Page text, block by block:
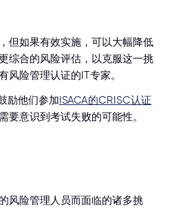
但如果有效实施，可以大幅降低
综合的风险评估，以克服这一挑
风险管理认证的IT专家。
励他们参加ISACA的CRISC认证
要意识到考试失败的可能性。
风险管理人员而面临的诸多挑